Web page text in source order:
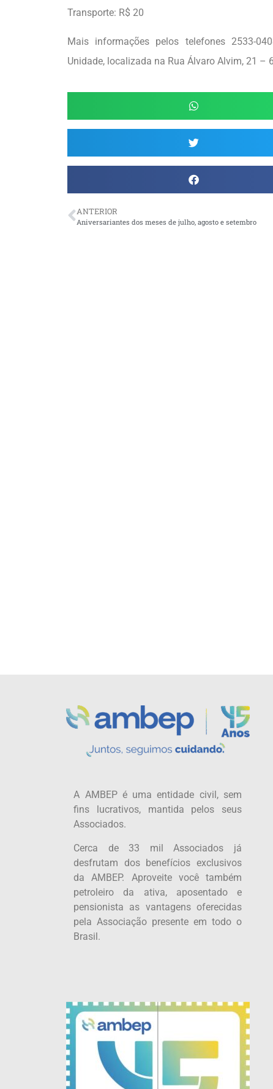
Transporte: R$ 20
Mais informações pelos telefones 2533-
Unidade, localizada na Rua Álvaro Alvim, 21 –
ANTERIOR
Aniversariantes dos meses de julho, agosto e setembro
A AMBEP é uma entidade civil, sem
fins lucrativos, mantida pelos seus
Associados.
Cerca de 33 mil Associados já
desfrutam dos benefícios exclusivos
da AMBEP. Aproveite você também
petroleiro da ativa, aposentado e
pensionista as vantagens oferecidas
pela Associação presente em todo o
Brasil.